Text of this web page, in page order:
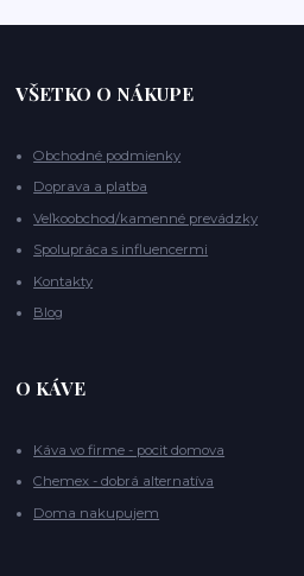
VŠETKO O NÁKUPE
Obchodné podmienky
Doprava a platba
Veľkoobchod/kamenné prevádzky
Spolupráca s influencermi
Kontakty
Blog
O KÁVE
Káva vo firme - pocit domova
Chemex - dobrá alternatíva
Doma nakupujem